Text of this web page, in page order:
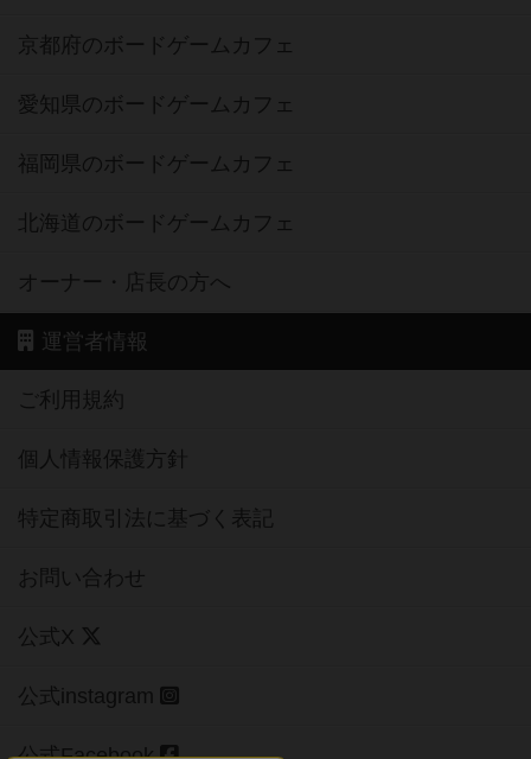
京都府のボードゲームカフェ
愛知県のボードゲームカフェ
福岡県のボードゲームカフェ
北海道のボードゲームカフェ
オーナー・店長の方へ
運営者情報
ご利用規約
個人情報保護方針
特定商取引法に基づく表記
お問い合わせ
公式X
公式instagram